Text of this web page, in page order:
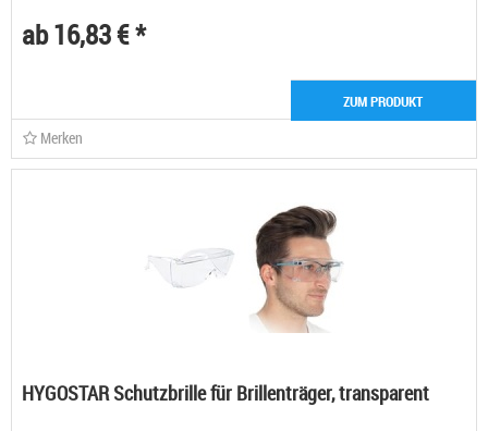
ab 16,83 € *
ZUM PRODUKT
Merken
HYGOSTAR Schutzbrille für Brillenträger, transparent